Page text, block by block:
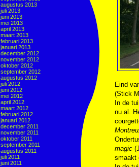
augustus 2013
juli 2013
juni 2013
mei 2013
april 2013
maart 2013
februari 2013
januari 2013
december 2012
november 2012
oktober 2012
september 2012
augustus 2012
juli 2012
juni 2012
mei 2012
april 2012
maart 2012
februari 2012
januari 2012
december 2011
november 2011
oktober 2011
september 2011
augustus 2011
juli 2011
juni 2011
Eind
(Stick
In de
nu al.
magic
smaakt